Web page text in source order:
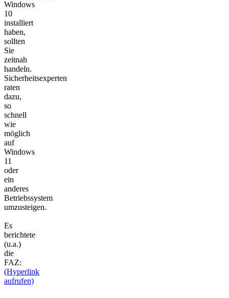
Windows
10
installiert
haben,
sollten
Sie
zeitnah
handeln.
Sicherheitsexperten
raten
dazu,
so
schnell
wie
möglich
auf
Windows
11
oder
ein
anderes
Betriebssystem
umzusteigen.
Es
berichtete
(u.a.)
die
FAZ:
(Hyperlink
aufrufen)